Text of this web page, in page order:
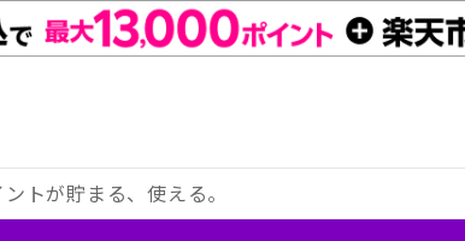
トが貯まる、使える。